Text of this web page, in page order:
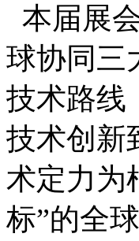
本届展
球协同三
技术路线
技术创新
术定力为
标”的全